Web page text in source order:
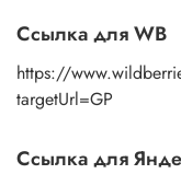
Ссылка для WB
https://
targetUrl=GP
Ссылка для